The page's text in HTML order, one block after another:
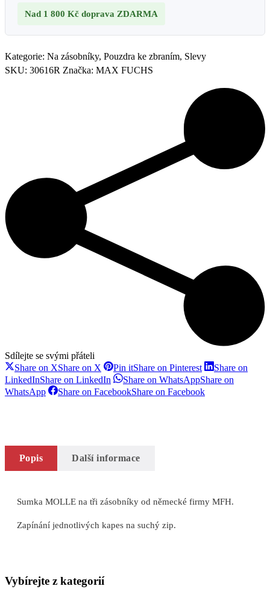
Nad 1 800 Kč doprava ZDARMA
Kategorie: Na zásobníky, Pouzdra ke zbraním, Slevy
SKU: 30616R Značka: MAX FUCHS
Sdílejte se svými přáteli
Share on XShare on X Pin itShare on Pinterest
Share on
LinkedInShare on LinkedIn Share on WhatsAppShare on
WhatsApp
Share on FacebookShare on Facebook
Popis Další informace
Sumka MOLLE na tři zásobníky od německé firmy MFH.
Zapínání jednotlivých kapes na suchý zip.
Vybírejte z kategorií